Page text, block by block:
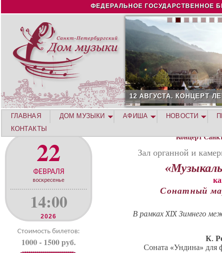
Jump to navigation
ФЕДЕРАЛЬНОЕ ГОСУДАРСТВЕННОЕ
12 АВГУСТА. КОНЦЕРТ
22
ФЕВРАЛЯ
воскресенье
14:00
2026
Стоимость билетов:
1000 - 1500 руб.
Концерт
Зал органной и
Сонатный
В рамках XIX Зимнего
К.
Соната «Ундина» для
ГЛАВНАЯ ДОМ МУЗЫКИ АФИША НОВОСТИ
КОНТАКТЫ